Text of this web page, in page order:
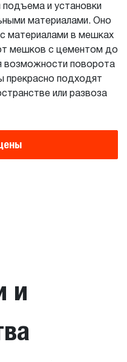
подъема и установки
материалами. Оно
материалами в мешках
мешков с цементом до
возможности поворота
прекрасно подходят
или развоза
и